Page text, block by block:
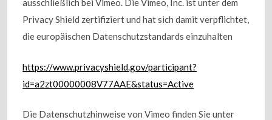
ausschließlich bei Vimeo. Die Vimeo, Inc. ist unter dem
Privacy Shield zertifiziert und hat sich damit verpflichtet,
die europäischen Datenschutzstandards einzuhalten
https://www.privacyshield.gov/participant?
id=a2zt00000008V77AAE&status=Active
Die Datenschutzhinweise von Vimeo finden Sie unter